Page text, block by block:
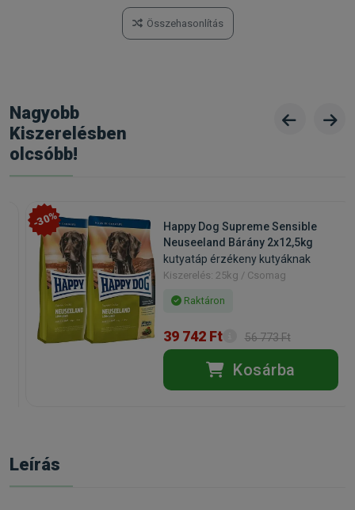
Összehasonlítás
Nagyobb
Kiszerelésben
olcsóbb!
-30%
Happy Dog Supreme Sensible
Neuseeland Bárány 2x12,5kg
kutyatáp érzékeny kutyáknak
Kiszerelés: 25kg / Csomag
Raktáron
39 742 Ft 56 773 Ft
Kosárba
Leírás